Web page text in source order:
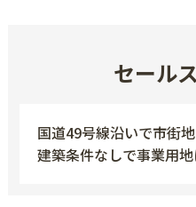
セール
国道49号線沿いで市街
建築条件なしで事業用